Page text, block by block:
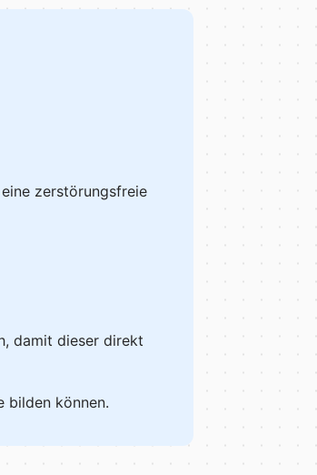
zerstörungsfreie
damit dieser direkt
bilden können.